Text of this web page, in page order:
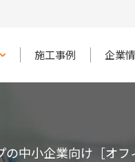
施工事例 企業
の中小企業向け［オ